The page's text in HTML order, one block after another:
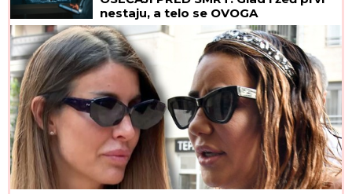
nestaju, a telo se OVOGA
POSLEDNJE ODRIČE, tvrde
NEURONAUČNICI